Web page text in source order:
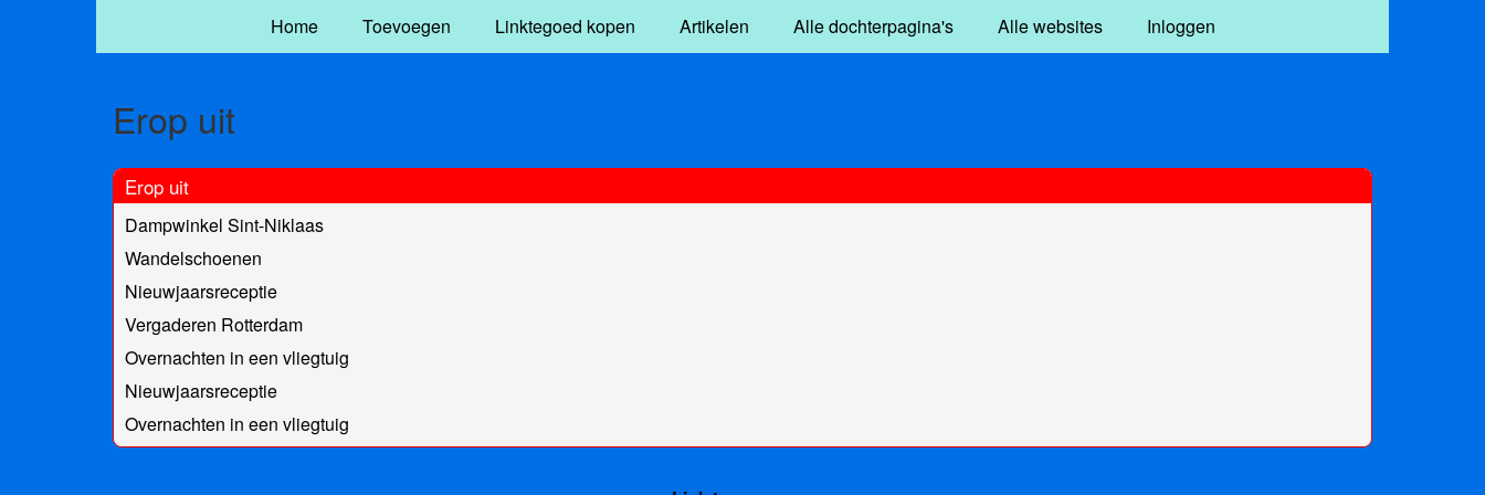
Home Toevoegen Linktegoed kopen Artikelen Alle dochterpagina's Alle websites Inloggen
Erop uit
Erop uit
Dampwinkel Sint-Niklaas
Wandelschoenen
Nieuwjaarsreceptie
Vergaderen Rotterdam
Overnachten in een vliegtuig
Nieuwjaarsreceptie
Overnachten in een vliegtuig